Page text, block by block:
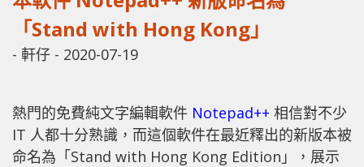
「Stand with Hong Kong」
- 軒仔 - 2020-07-19
熱門的免費純文字編輯軟件 Notepad++ 相信對不少
IT 人都十分熟識，而這個軟件在最近釋出的新版本被
命名為「Stand with Hong Kong Edition」，展示